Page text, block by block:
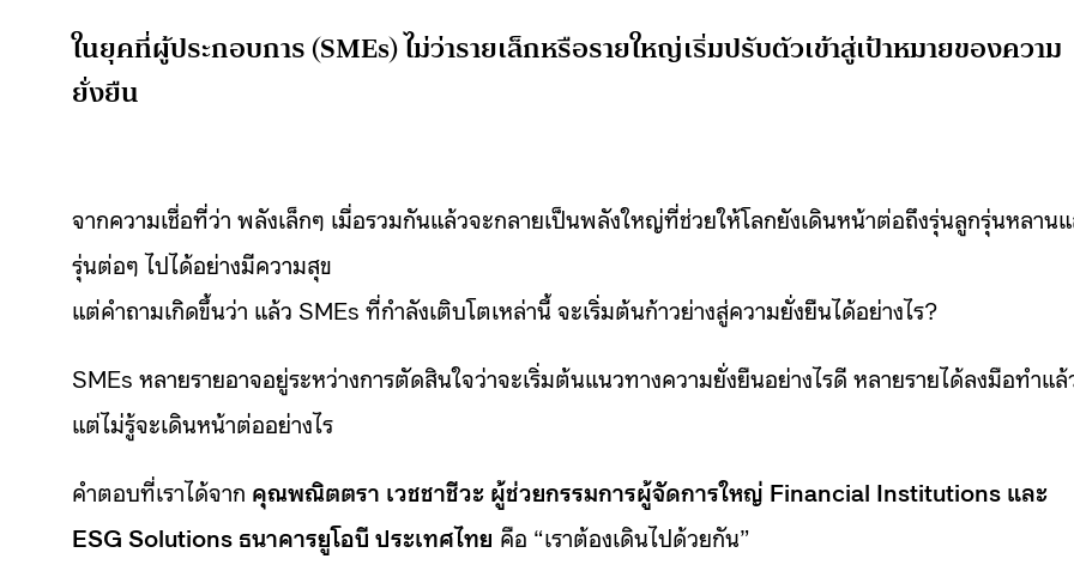
ในยุคที่ผู้ประกอบการ (SMEs) ไม่ว่ารายเล็กหรือรายใหญ่เริ่มปรับตัวเข้าสู่เป้าหมายของความ
ยั่งยืน
จากความเชื่อที่ว่า พลังเล็กๆ เมื่อรวมกันแล้วจะกลายเป็นพลังใหญ่ที่ช่วยให้โลกยังเดินหน้าต่อถึงรุ่นลูกรุ่นหลาน
รุ่นต่อๆ ไปได้อย่างมีความสุข
แต่คำถามเกิดขึ้นว่า แล้ว SMEs ที่กำลังเติบโตเหล่านี้ จะเริ่มต้นก้าวย่างสู่ความยั่งยืนได้อย่างไร?
SMEs หลายรายอาจอยู่ระหว่างการตัดสินใจว่าจะเริ่มต้นแนวทางความยั่งยืนอย่างไรดี หลายรายได้ลงมือทำแล้
แต่ไม่รู้จะเดินหน้าต่ออย่างไร
คำตอบที่เราได้จาก คุณพณิตตรา เวชชาชีวะ ผู้ช่วยกรรมการผู้จัดการใหญ่ Financial Institutions และ
ESG Solutions ธนาคารยูโอบี ประเทศไทย คือ “เราต้องเดินไปด้วยกัน”